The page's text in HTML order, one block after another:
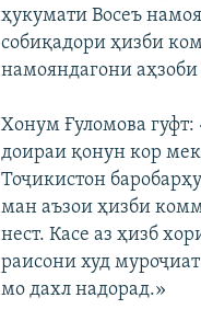
ҳукумати Восеъ
собиқадори ҳизби
намояндагони
Хонум Ғуломова
доираи қонун кор
Тоҷикистон
ман аъзои ҳизби
нест. Касе аз ҳизб
раисони худ
мо дахл надорад.»